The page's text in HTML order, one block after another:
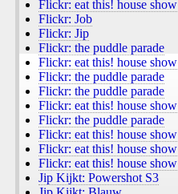
Flickr: eat this! house show
Flickr: Job
Flickr: Jip
Flickr: the puddle parade
Flickr: eat this! house show
Flickr: the puddle parade
Flickr: the puddle parade
Flickr: eat this! house show
Flickr: the puddle parade
Flickr: eat this! house show
Flickr: eat this! house show
Flickr: eat this! house show
Jip Kijkt: Powershot S3